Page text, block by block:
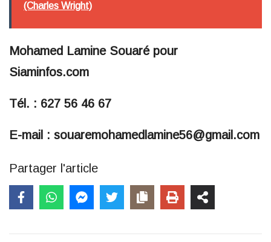
(Charles Wright)
Mohamed Lamine Souaré pour
Siaminfos.com
Tél. : 627 56 46 67
E-mail : souaremohamedlamine56@gmail.com
Partager l'article